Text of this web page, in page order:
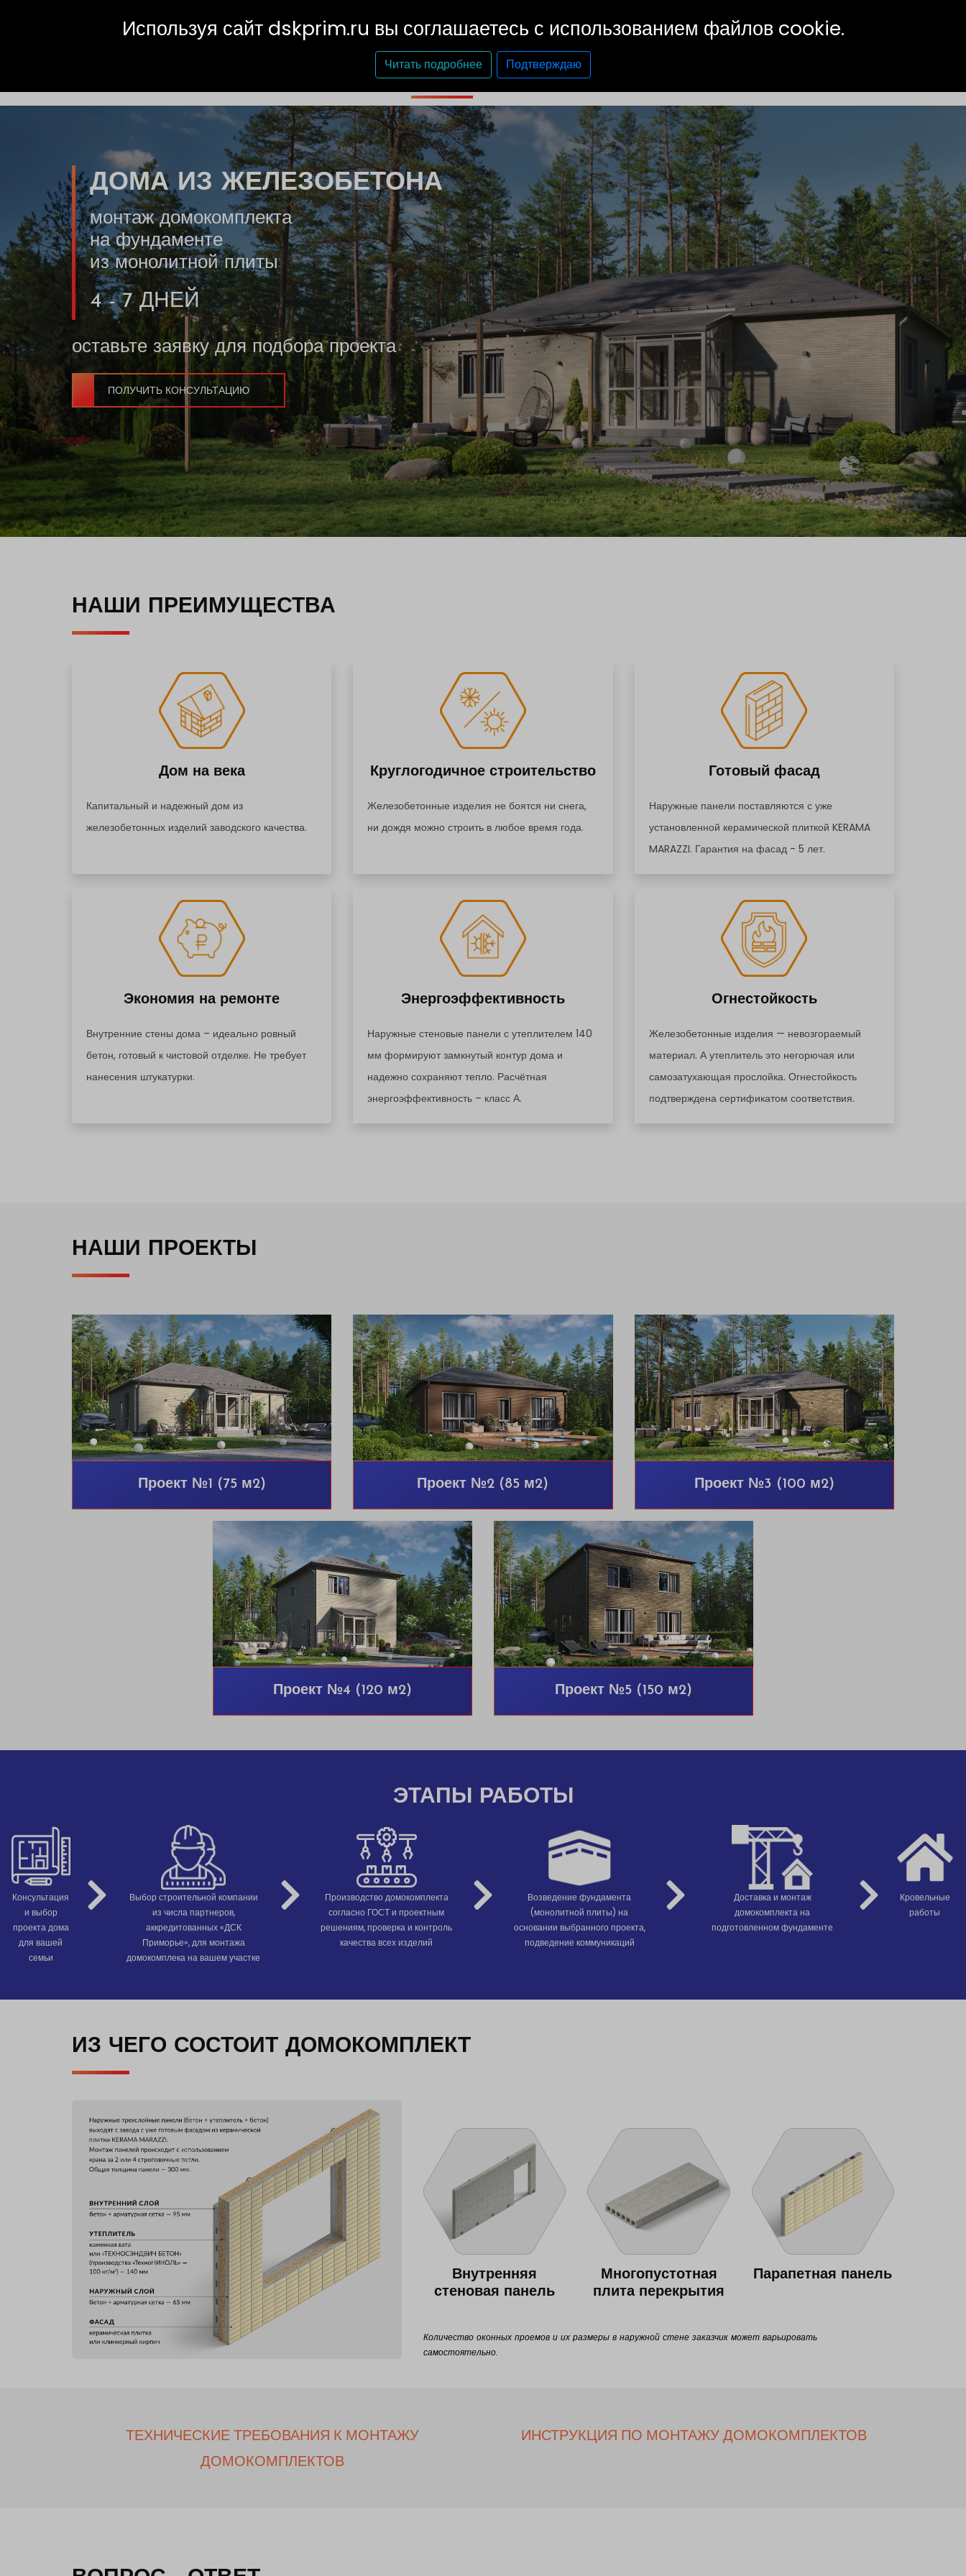
Используя сайт dskprim.ru вы соглашаетесь с использованием файлов cookie.
Читать подробнее Подтверждаю
ДОМОКОМПЛЕКТЫ
ЧАСТНЫЕ
ДОМА
СКАЧАТЬ
КАТАЛОГ
ДОМА ИЗ ЖЕЛЕЗОБЕТОНА
монтаж домокомплекта
на фундаменте
из монолитной плиты
4 - 7 ДНЕЙ
оставьте заявку для подбора проекта
ПОЛУЧИТЬ КОНСУЛЬТАЦИЮ
НАШИ ПРЕИМУЩЕСТВА
Дом на века
Капитальный и надежный дом из
железобетонных изделий заводского качества.
Круглогодичное строительство
Железобетонные изделия не боятся ни снега,
ни дождя можно строить в любое время года.
Готовый фасад
Наружные панели поставляются с уже
установленной керамической плиткой KERAMA
MARAZZI. Гарантия на фасад - 5 лет.
Экономия на ремонте
Внутренние стены дома – идеально ровный
бетон, готовый к чистовой отделке. Не требует
нанесения штукатурки.
Энергоэффективность
Наружные стеновые панели с утеплителем 140
мм формируют замкнутый контур дома и
надежно сохраняют тепло. Расчётная
энергоэффективность – класс А.
Огнестойкость
Железобетонные изделия — невозгораемый
материал. А утеплитель это негорючая или
самозатухающая прослойка. Огнестойкость
подтверждена сертификатом соответствия.
НАШИ ПРОЕКТЫ
Проект №1 (75 м2) Проект №2 (85 м2) Проект №3 (100 м2)
Проект №4 (120 м2) Проект №5 (150 м2)
ЭТАПЫ РАБОТЫ
Консультация
и выбор
проекта дома
для вашей
семьи
Выбор строительной компании
из числа партнеров,
аккредитованных «ДСК
Приморье», для монтажа
домокомплека на вашем участке
Производство домокомплекта
согласно ГОСТ и проектным
решениям, проверка и контроль
качества всех изделий
Возведение фундамента
(монолитной плиты) на
основании выбранного проекта,
подведение коммуникаций
Доставка и монтаж
домокомплекта на
подготовленном фундаменте
Кровельные
работы
ИЗ ЧЕГО СОСТОИТ ДОМОКОМПЛЕКТ
Внутренняя
стеновая панель
Многопустотная
плита перекрытия
Парапетная панель
Количество оконных проемов и их размеры в наружной стене заказчик может варьировать
самостоятельно.
ТЕХНИЧЕСКИЕ ТРЕБОВАНИЯ К МОНТАЖУ
ДОМОКОМПЛЕКТОВ
ИНСТРУКЦИЯ ПО МОНТАЖУ ДОМОКОМПЛЕКТОВ